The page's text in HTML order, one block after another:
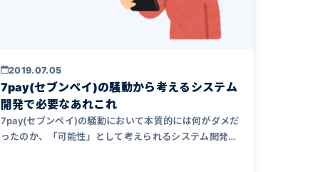
2019.07.05
7pay(セブンペイ)の騒動から考えるシステム
開発で必要なあれこれ
7pay(セブンペイ)の騒動において本質的には何がダメだ
ったのか、「可能性」として考えられるシステム開発の